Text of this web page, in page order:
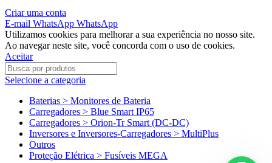
Criar uma conta
E-mail WhatsApp WhatsApp
Utilizamos cookies para melhorar a sua experiência no nosso site.
Ao navegar neste site, você concorda com o uso de cookies.
Aceitar
Selecione a categoria
Baterias > Monitores de Bateria
Carregadores > Blue Smart IP65
Carregadores > Orion-Tr Smart (DC-DC)
Inversores e Inversores-Carregadores > MultiPlus
Outros
Proteção Elétrica > Fusíveis MEGA